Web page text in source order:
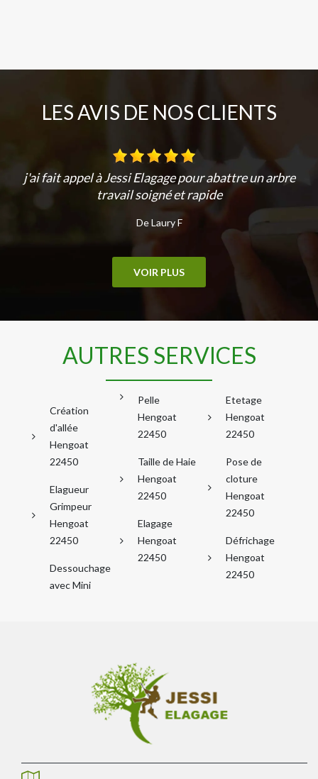
LES AVIS DE NOS CLIENTS
j'ai fait appel à Jessi Elagage pour abattre un arbre
travail soigné et rapide
De Laury F
VOIR PLUS
AUTRES SERVICES
Création
d'allée
Hengoat
22450
Elagueur
Grimpeur
Hengoat
22450
Dessouchage
avec Mini
Pelle
Hengoat
22450
Taille de Haie
Hengoat
22450
Elagage
Hengoat
22450
Etetage
Hengoat
22450
Pose de
cloture
Hengoat
22450
Défrichage
Hengoat
22450